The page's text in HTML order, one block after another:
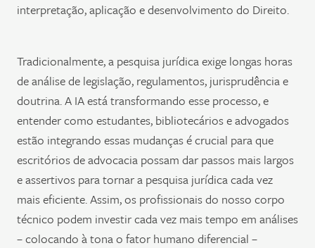
interpretação, aplicação e desenvolvimento do Direito.
Tradicionalmente, a pesquisa jurídica exige longas horas
de análise de legislação, regulamentos, jurisprudência e
doutrina. A IA está transformando esse processo, e
entender como estudantes, bibliotecários e advogados
estão integrando essas mudanças é crucial para que
escritórios de advocacia possam dar passos mais largos
e assertivos para tornar a pesquisa jurídica cada vez
mais eficiente. Assim, os profissionais do nosso corpo
técnico podem investir cada vez mais tempo em análises
– colocando à tona o fator humano diferencial –